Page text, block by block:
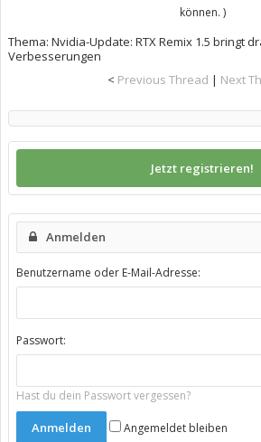
können. )
Thema: Nvidia-Update: RTX Remix 1.5 bringt
Verbesserungen
< Previous Thread | Next
Jetzt registrieren!
Anmelden
Benutzername oder E-Mail-Adresse:
Passwort:
Hast du dein Passwort vergessen?
Angemeldet bleiben